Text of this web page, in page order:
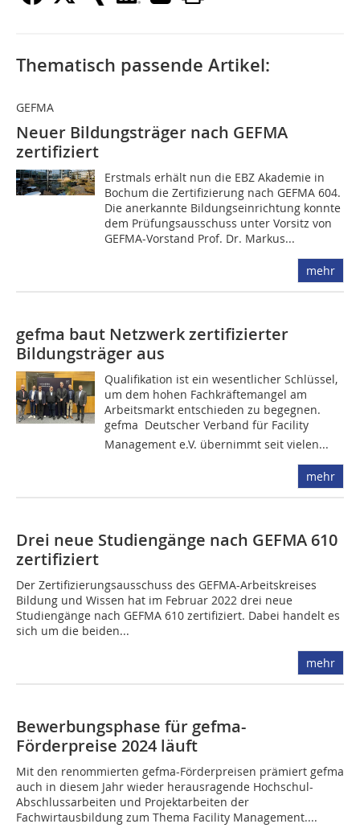
Thematisch passende Artikel:
GEFMA
Neuer Bildungsträger nach GEFMA
zertifiziert
Erstmals erhält nun die EBZ Akademie in
Bochum die Zertifizierung nach GEFMA 604.
Die anerkannte Bildungseinrichtung konnte
dem Prüfungsausschuss unter Vorsitz von
GEFMA-Vorstand Prof. Dr. Markus...
mehr
gefma baut Netzwerk zertifizierter
Bildungsträger aus
Qualifikation ist ein wesentlicher Schlüssel,
um dem hohen Fachkräftemangel am
Arbeitsmarkt entschieden zu begegnen.
gefma  Deutscher Verband für Facility
Management e.V. übernimmt seit vielen...
mehr
Drei neue Studiengänge nach GEFMA 610
zertifiziert
Der Zertifizierungsausschuss des GEFMA-Arbeitskreises
Bildung und Wissen hat im Februar 2022 drei neue
Studiengänge nach GEFMA 610 zertifiziert. Dabei handelt es
sich um die beiden...
mehr
Bewerbungsphase für gefma-
Förderpreise 2024 läuft
Mit den renommierten gefma-Förderpreisen prämiert gefma
auch in diesem Jahr wieder herausragende Hochschul-
Abschlussarbeiten und Projektarbeiten der
Fachwirtausbildung zum Thema Facility Management....